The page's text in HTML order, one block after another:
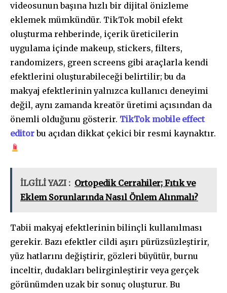
videosunun başına hızlı bir dijital önizleme
eklemek mümkündür. TikTok mobil efekt
oluşturma rehberinde, içerik üreticilerin
uygulama içinde makeup, stickers, filters,
randomizers, green screens gibi araçlarla kendi
efektlerini oluşturabileceği belirtilir; bu da
makyaj efektlerinin yalnızca kullanıcı deneyimi
değil, aynı zamanda kreatör üretimi açısından da
önemli olduğunu gösterir. TikTok mobile effect
editorbu açıdan dikkat çekici bir resmi kaynaktır.
İLGİLİ YAZI : Ortopedik Cerrahiler; Fıtık ve
Eklem Sorunlarında Nasıl Önlem Alınmalı?
Tabii makyaj efektlerinin bilinçli kullanılması
gerekir. Bazı efektler cildi aşırı pürüzsüzleştirir,
yüz hatlarını değiştirir, gözleri büyütür, burnu
inceltir, dudakları belirginleştirir veya gerçek
görünümden uzak bir sonuç oluşturur. Bu